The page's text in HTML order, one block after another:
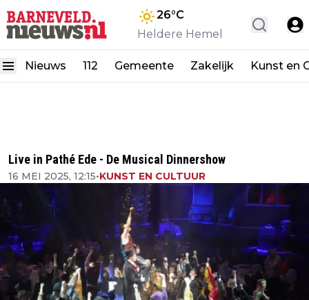
26°C
Heldere Hemel
Nieuws 112 Gemeente Zakelijk Kunst en
Live in Pathé Ede - De Musical Dinnershow
16 MEI 2025, 12:15•KUNST EN CULTUUR